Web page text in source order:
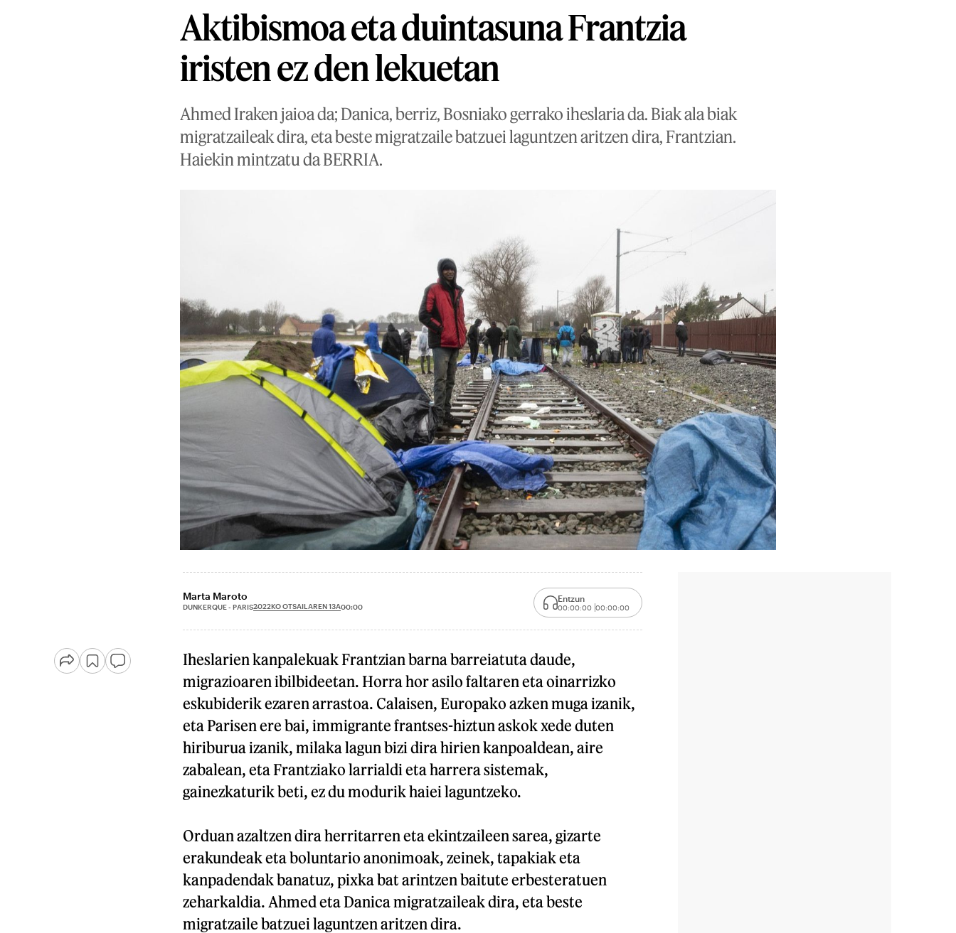
Aktibismoa eta duintasuna Frantzia
iristen ez den lekuetan
Ahmed Iraken jaioa da; Danica, berriz, Bosniako gerrako iheslaria da. Biak ala biak
migratzaileak dira, eta beste migratzaile batzuei laguntzen aritzen dira, Frantzian.
Haiekin mintzatu da BERRIA.
Marta Maroto
DUNKERQUE - PARIS2022KO OTSAILAREN 13A00:00
Entzun
00:00:00 00:00:00
Iheslarien kanpalekuak Frantzian barna barreiatuta daude,
migrazioaren ibilbideetan. Horra hor asilo faltaren eta oinarrizko
eskubiderik ezaren arrastoa. Calaisen, Europako azken muga izanik,
eta Parisen ere bai, immigrante frantses-hiztun askok xede duten
hiriburua izanik, milaka lagun bizi dira hirien kanpoaldean, aire
zabalean, eta Frantziako larrialdi eta harrera sistemak,
gainezkaturik beti, ez du modurik haiei laguntzeko.
Orduan azaltzen dira herritarren eta ekintzaileen sarea, gizarte
erakundeak eta boluntario anonimoak, zeinek, tapakiak eta
kanpadendak banatuz, pixka bat arintzen baitute erbesteratuen
zeharkaldia. Ahmed eta Danica migratzaileak dira, eta beste
migratzaile batzuei laguntzen aritzen dira.